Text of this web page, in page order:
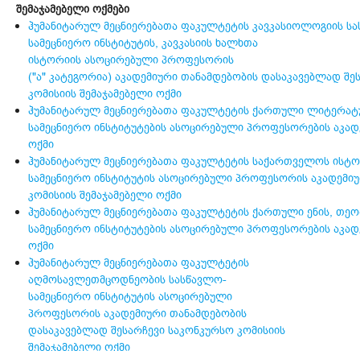
შემაჯამებელი ოქმები
ჰუმანიტარულ მეცნიერებათა ფაკულტეტის კავკასიოლოგიის
სამეცნიერო ინსტიტუტის, კავკასიის ხალხთა
ისტორიის ასოცირებული პროფესორის
("ა" კატეგორია) აკადემიური თანამდებობის დასაკავებლად
კომისიის შემაჯამებელი ოქმი
ჰუმანიტარულ მეცნიერებათა ფაკულტეტის ქართული
სამეცნიერო ინსტიტუტების ასოცირებული პროფესორების
ოქმი
ჰუმანიტარულ მეცნიერებათა ფაკულტეტის საქართველოს
სამეცნიერო ინსტიტუტის ასოცირებული პროფესორის
კომისიის შემაჯამებელი ოქმი
ჰუმანიტარულ მეცნიერებათა ფაკულტეტის ქართული ენის,
სამეცნიერო ინსტიტუტების ასოცირებული პროფესორების
ოქმი
ჰუმანიტარულ მეცნიერებათა ფაკულტეტის
აღმოსავლეთმცოდნეობის სასწავლო-
სამეცნიერო ინსტიტუტის ასოცირებული
პროფესორის აკადემიური თანამდებობის
დასაკავებლად შესარჩევი საკონკურსო კომისიის
შემაჯამებელი ოქმი